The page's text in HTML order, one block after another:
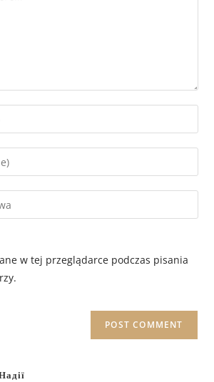
w tej przeglądarce podczas pisania